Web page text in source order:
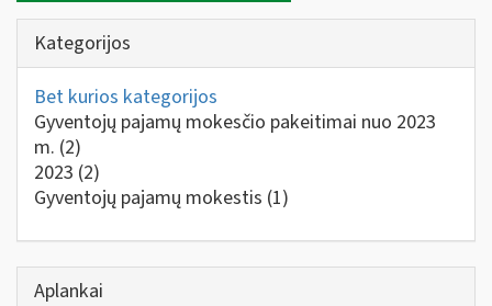
Kategorijos
Bet kurios kategorijos
Gyventojų pajamų mokesčio pakeitimai nuo 2023
m. (2)
2023 (2)
Gyventojų pajamų mokestis (1)
Aplankai